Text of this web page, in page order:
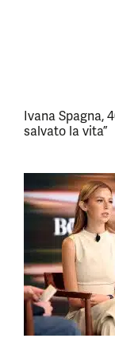
Ivana Spagna,
salvato la vita”